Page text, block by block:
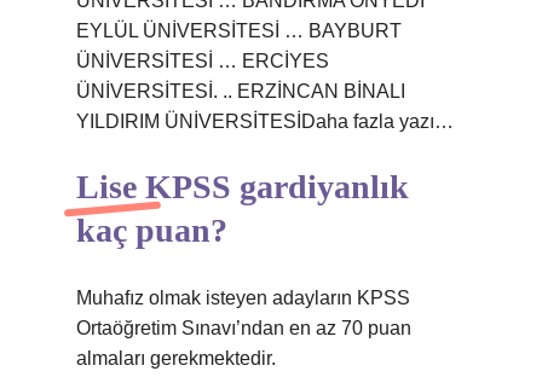
EYLÜL ÜNİVERSİTESİ … BAYBURT
ÜNİVERSİTESİ … ERCİYES
ÜNİVERSİTESİ. .. ERZİNCAN BİNALI
YILDIRIM ÜNİVERSİTESİDaha fazla yazı…
Lise KPSS gardiyanlık
kaç puan?
Muhafız olmak isteyen adayların KPSS
Ortaöğretim Sınavı’ndan en az 70 puan
almaları gerekmektedir.